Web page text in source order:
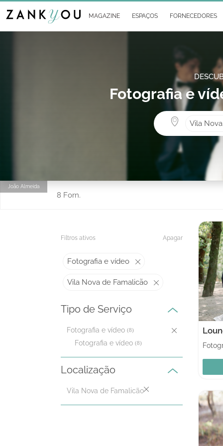
MAGAZINE ESPAÇOS FORNECEDORES
Fotografia e
Vila
João Almeida
8 Forn.
Filtros ativos Apagar
Fotografia e vídeo
Vila Nova de Famalicão
Tipo de Serviço
Fotografia e vídeo (8)
Fotografia e vídeo (8)
Localização
Vila Nova de Famalicão